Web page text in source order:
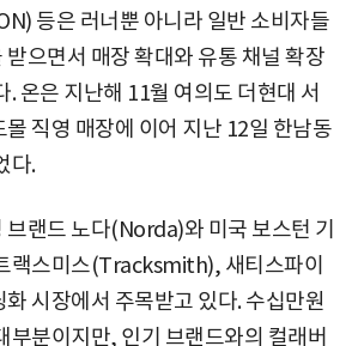
등은 러너뿐 아니라 일반 소비자들
으면서 매장 확대와 유통 채널 확장
. 온은 지난해 11월 여의도 더현대 서
직영 매장에 이어 지난 12일 한남동
다.
랜드 노다(Norda)와 미국 보스턴 기
랙스미스(Tracksmith), 새티스파이
시장에서 주목받고 있다. 수십만원
부분이지만, 인기 브랜드와의 컬래버